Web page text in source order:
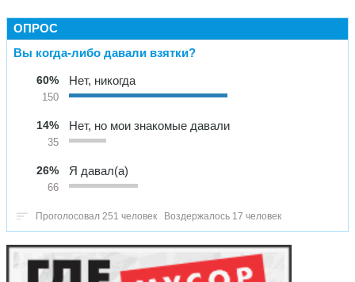
ОПРОС
Вы когда-либо давали взятки?
60%
150
Нет, никогда
14%
35
Нет, но мои знакомые давали
26%
66
Я давал(а)
Проголосовал 251 человек Воздержалось 17 человек